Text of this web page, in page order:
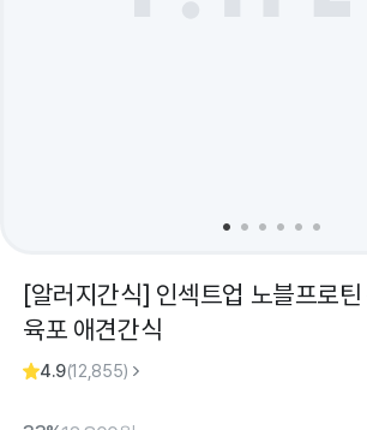
[알러지간식] 인섹트업 노블프로
육포 애견간식
4.9(12,855)